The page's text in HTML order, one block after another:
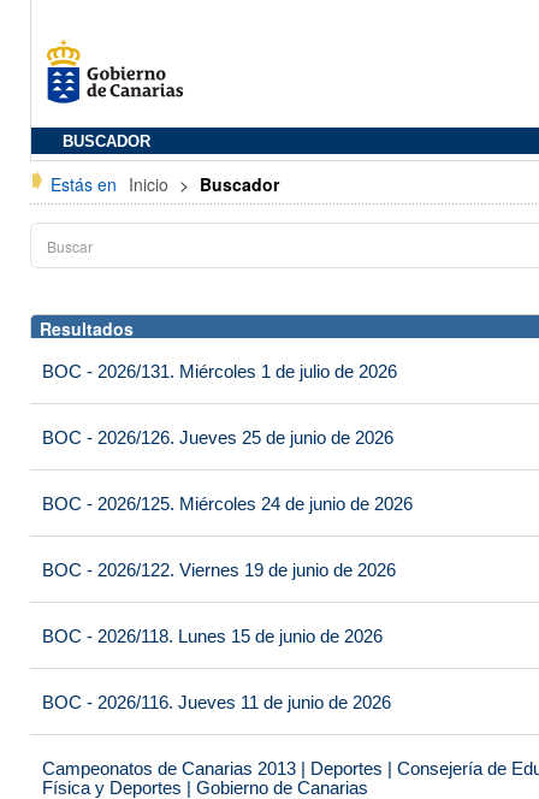
BUSCADOR
Estás en Inicio > Buscador
Resultados
BOC - 2026/131. Miércoles 1 de julio de 2026
BOC - 2026/126. Jueves 25 de junio de 2026
BOC - 2026/125. Miércoles 24 de junio de 2026
BOC - 2026/122. Viernes 19 de junio de 2026
BOC - 2026/118. Lunes 15 de junio de 2026
BOC - 2026/116. Jueves 11 de junio de 2026
Campeonatos de Canarias 2013 | Deportes | Consejería de
Física y Deportes | Gobierno de Canarias